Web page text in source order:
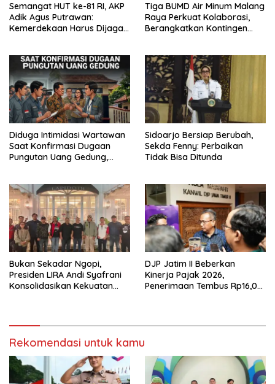
Semangat HUT ke-81 RI, AKP
Adik Agus Putrawan:
Kemerdekaan Harus Dijaga
Tiga BUMD Air Minum Malang
Raya Perkuat Kolaborasi,
Berangkatkan Kontingen
Diduga Intimidasi Wartawan
Saat Konfirmasi Dugaan
Pungutan Uang Gedung,
Buka suara
Sidoarjo Bersiap Berubah,
Sekda Fenny: Perbaikan
Tidak Bisa Ditunda
Bukan Sekadar Ngopi,
Presiden LIRA Andi Syafrani
Konsolidasikan Kekuatan
DJP Jatim II Beberkan
Kinerja Pajak 2026,
Penerimaan Tembus Rp16,08
Rekomendasi untuk kamu